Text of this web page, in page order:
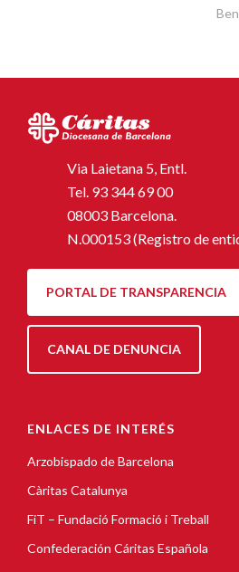
Via Laietana 5, Entl.
Tel. 93 344 69 00
08003 Barcelona.
N.000153 (Registro de
PORTAL DE TRANSPARENCIA
CANAL DE DENUNCIA
ENLACES DE INTERÉS
Arzobispado de Barcelona
Càritas Catalunya
FiT – Fundació Formació i Treball
Confederación Cáritas Española